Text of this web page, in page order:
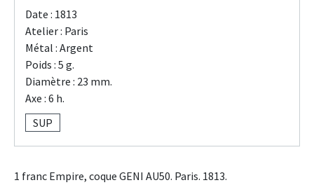
Date : 1813
Atelier : Paris
Métal : Argent
Poids : 5 g.
Diamètre : 23 mm.
Axe : 6 h.
SUP
1 franc Empire, coque GENI AU50. Paris. 1813.